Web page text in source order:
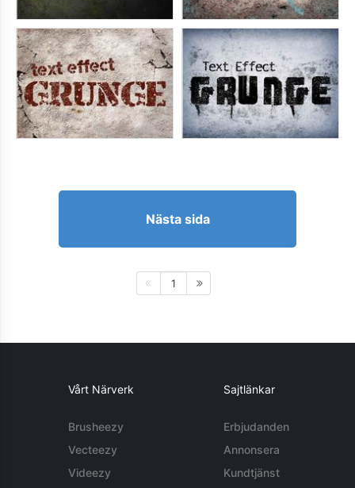
Nästa sida
1
Vårt Närverk
Brusheezy
Vecteezy
Videezy
Sajtlänkar
Erbjudanden
Annonsera
Kundtjänst